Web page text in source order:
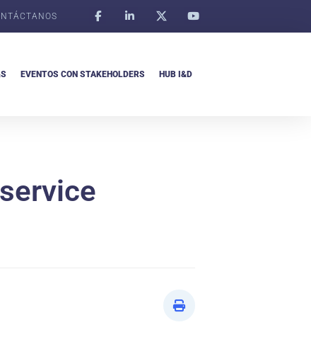
EVENTOS CON STAKEHOLDERS HUB I&D